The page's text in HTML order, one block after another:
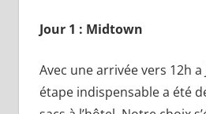
Jour 1 : Midtown
Avec une arrivée vers 12h a
étape indispensable a été